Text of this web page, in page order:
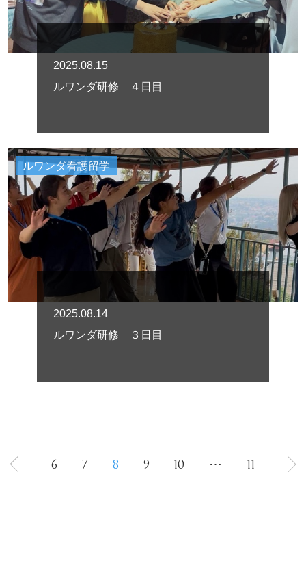
2025.08.15
ルワンダ研修 ４日目
ルワンダ看護留学
2025.08.14
ルワンダ研修 ３日目
6 7 8 9 10 ⋯ 11